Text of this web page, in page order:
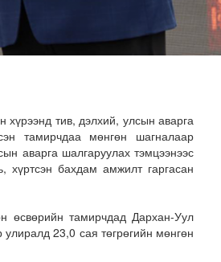
тив, дэлхий, улсын аварга
тамирчдаа мөнгөн шагналаар
аварга шалгаруулах тэмцээнээс
бахдам амжилт гаргасан
өсвөрийн тамирчдад Дархан-Уул
23,0 сая төгрөгийн мөнгөн